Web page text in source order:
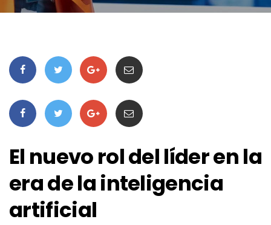
El nuevo rol del líder en la
era de la inteligencia
artificial